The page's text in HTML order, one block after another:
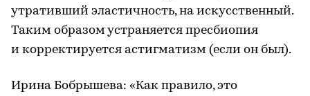
утративший эластичность, на искусственный.
Таким образом устраняется пресбиопия
и корректируется астигматизм (если он был).
Ирина Бобрышева: «Как правило, это